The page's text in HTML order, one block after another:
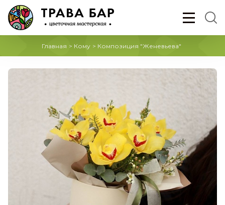
Главная > Кому > Композиция "Женевьева"